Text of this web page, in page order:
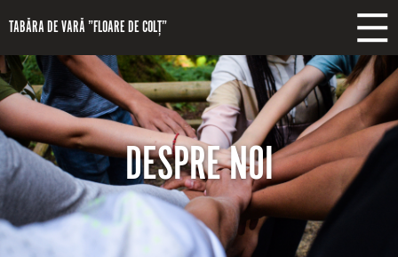
TABĂRA DE VARĂ ”FLOARE DE COLȚ”
DESPRE NOI